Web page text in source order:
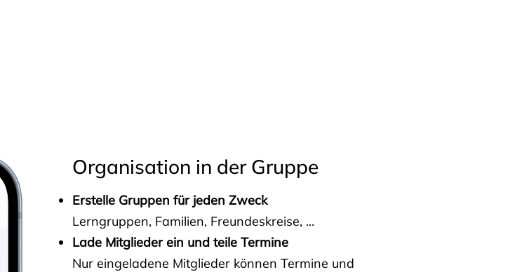
Organisation in der Gruppe
Erstelle Gruppen für jeden Zweck
Lerngruppen, Familien, Freundeskreise, ...
Lade Mitglieder ein und teile Termine
Nur eingeladene Mitglieder können Termine und